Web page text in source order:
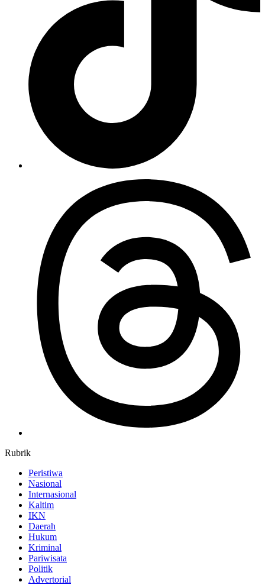
Rubrik
Peristiwa
Nasional
Internasional
Kaltim
IKN
Daerah
Hukum
Kriminal
Pariwisata
Politik
Advertorial